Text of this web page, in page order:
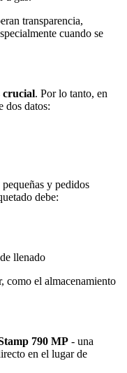
transparencia,
cuando se
crucial. Por lo tanto, en
dos datos:
y pedidos
debe:
llenado
como el almacenamiento
790 MP - una
en el lugar de